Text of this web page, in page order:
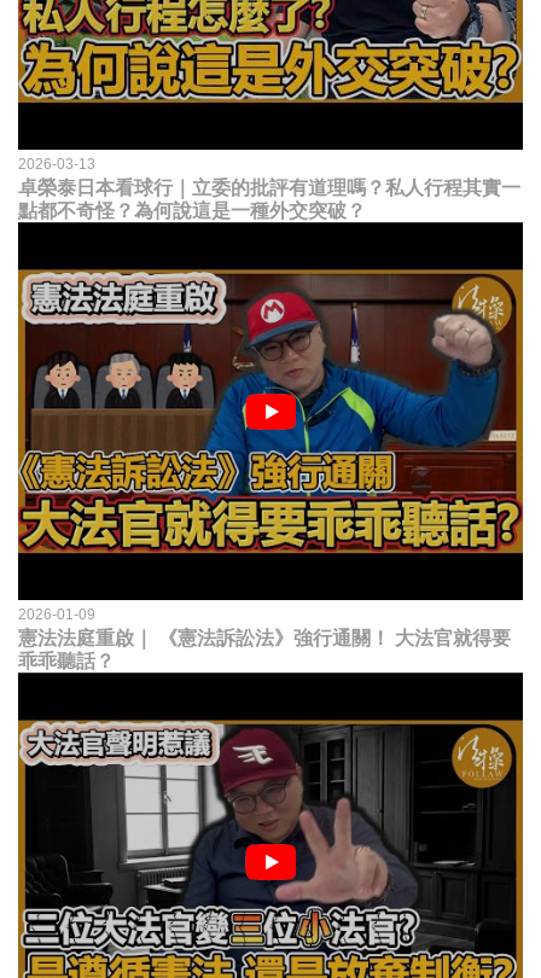
2026-03-13
卓榮泰日本看球行｜立委的批評有道理嗎？私人行程其實一
點都不奇怪？為何說這是一種外交突破？
2026-01-09
憲法法庭重啟｜ 《憲法訴訟法》強行通關！ 大法官就得要
乖乖聽話？